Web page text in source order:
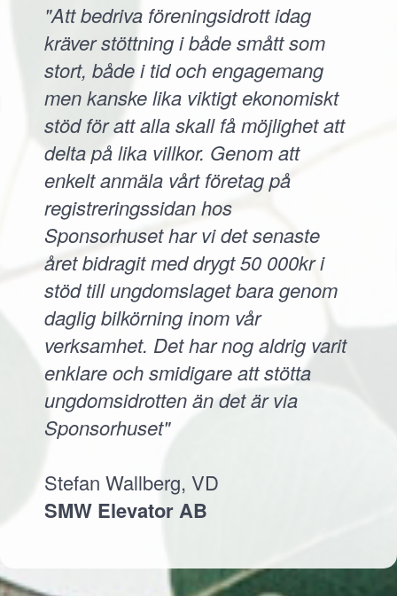
"Att bedriva föreningsidrott idag
kräver stöttning i både smått som
stort, både i tid och engagemang
men kanske lika viktigt ekonomiskt
stöd för att alla skall få möjlighet att
delta på lika villkor. Genom att
enkelt anmäla vårt företag på
registreringssidan hos
Sponsorhuset har vi det senaste
året bidragit med drygt 50 000kr i
stöd till ungdomslaget bara genom
daglig bilkörning inom vår
verksamhet. Det har nog aldrig varit
enklare och smidigare att stötta
ungdomsidrotten än det är via
Sponsorhuset"
Stefan Wallberg, VD
SMW Elevator AB